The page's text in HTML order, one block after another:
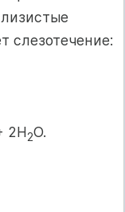
слезоте­чение:
2H2O.